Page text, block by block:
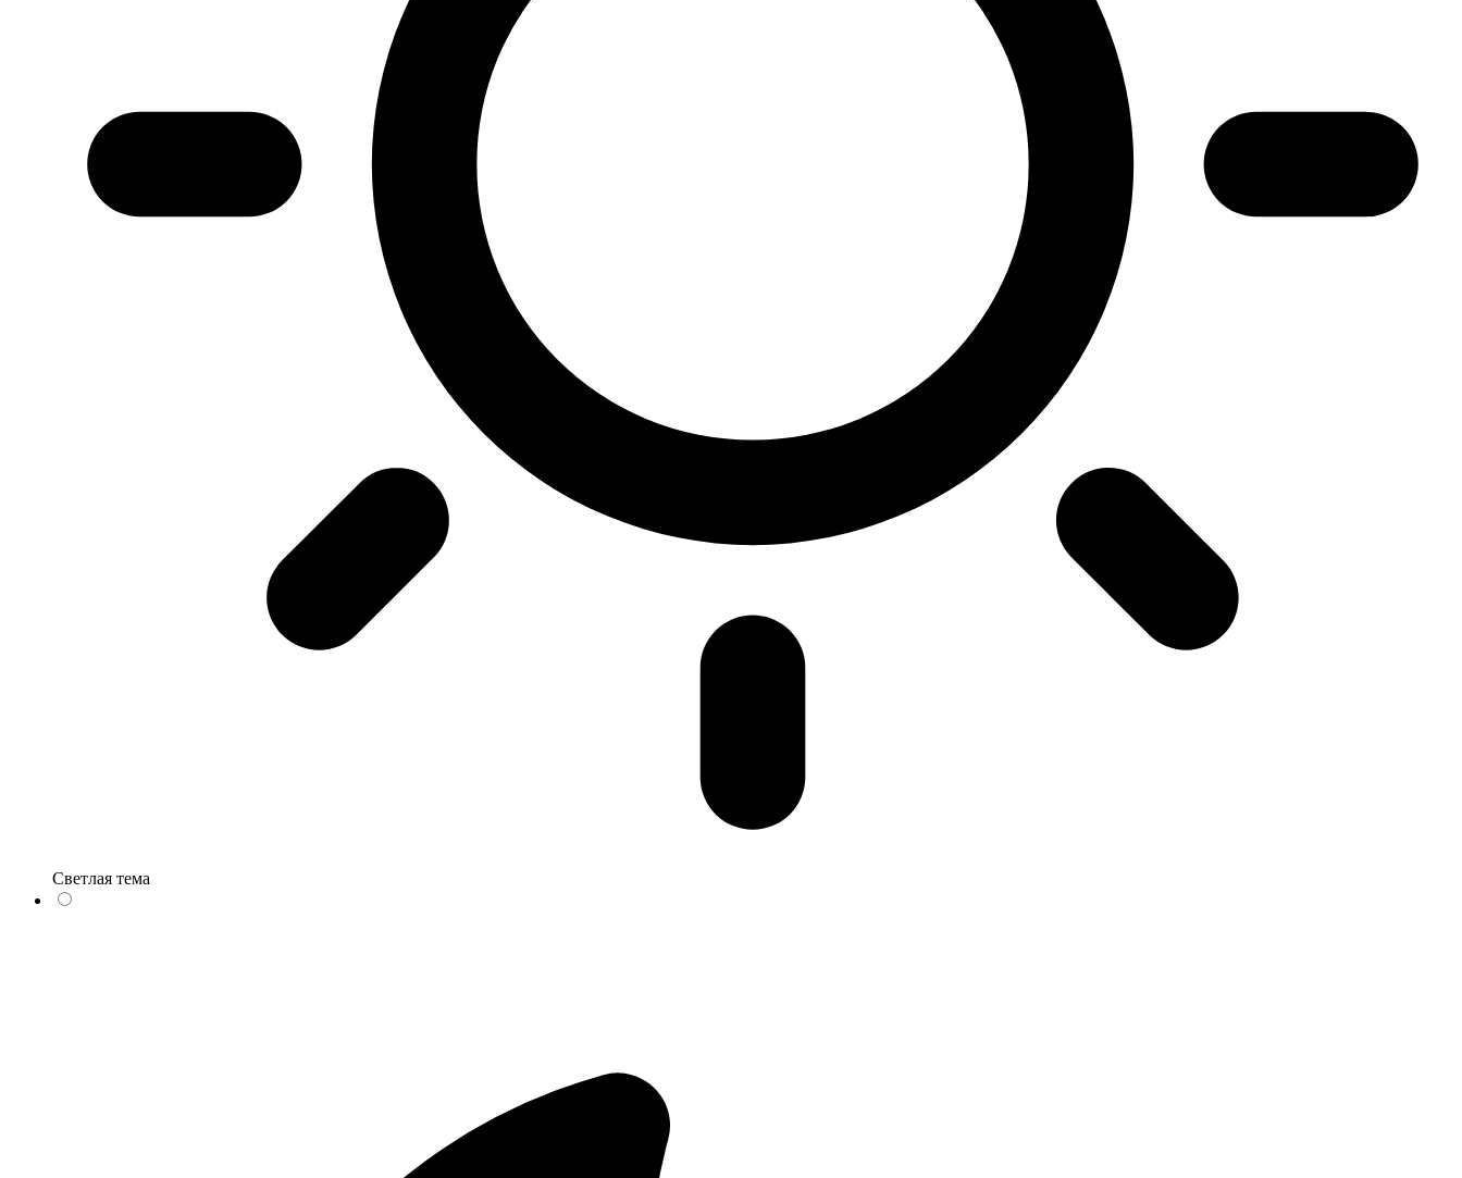
Светлая тема